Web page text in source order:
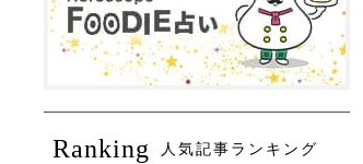
Ranking 人気記事ランキング